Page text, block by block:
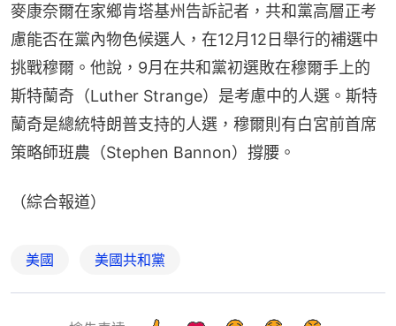
麥康奈爾在家鄉肯塔基州告訴記者，共和黨高層正考
慮能否在黨內物色候選人，在12月12日舉行的補選中
挑戰穆爾。他說，9月在共和黨初選敗在穆爾手上的
斯特蘭奇（Luther Strange）是考慮中的人選。斯特
蘭奇是總統特朗普支持的人選，穆爾則有白宮前首席
策略師班農（Stephen Bannon）撐腰。
（綜合報道）
美國 美國共和黨